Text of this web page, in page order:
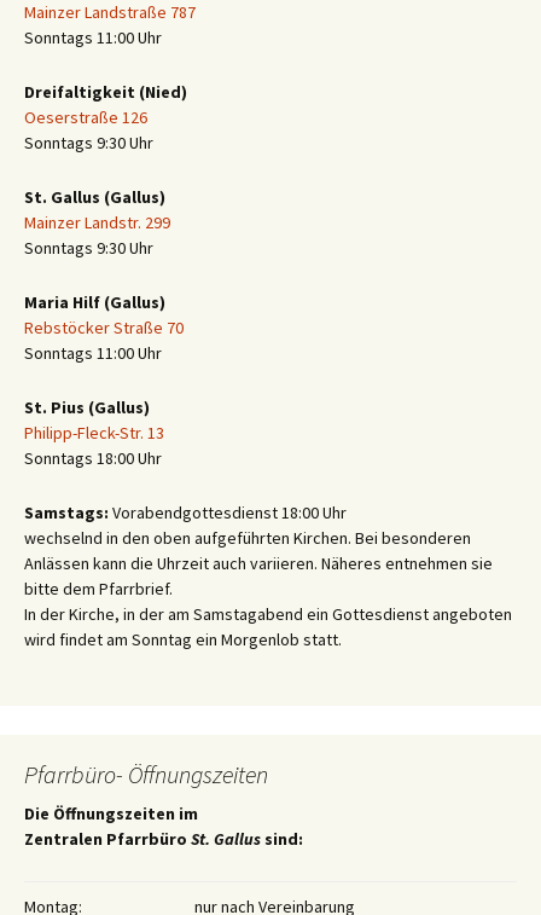
Mainzer Landstraße 787
Sonntags 11:00 Uhr
Dreifaltigkeit (Nied)
Oeserstraße 126
Sonntags 9:30 Uhr
St. Gallus (Gallus)
Mainzer Landstr. 299
Sonntags 9:30 Uhr
Maria Hilf (Gallus)
Rebstöcker Straße 70
Sonntags 11:00 Uhr
St. Pius (Gallus)
Philipp-Fleck-Str. 13
Sonntags 18:00 Uhr
Samstags: Vorabendgottesdienst 18:00 Uhr
wechselnd in den oben aufgeführten Kirchen. Bei besonderen
Anlässen kann die Uhrzeit auch variieren. Näheres entnehmen sie
bitte dem Pfarrbrief.
In der Kirche, in der am Samstagabend ein Gottesdienst angeboten
wird findet am Sonntag ein Morgenlob statt.
Pfarrbüro- Öffnungszeiten
Die Öffnungszeiten im
Zentralen Pfarrbüro St. Gallus sind:
Montag: nur nach Vereinbarung